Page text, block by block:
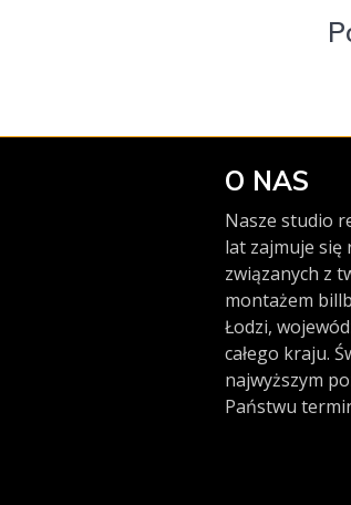
O NAS
Nasze studio
lat zajmuje się
związanych z
montażem
Łodzi,
całego kraju.
najwyższym
Państwu